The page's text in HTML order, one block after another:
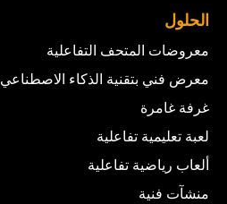
الحلول
معروضات المتحف التفاعلية
معرض فني بتقنية الذكاء الاصطناعي
غرفة غامرة
لعبة تعليمية تفاعلية
ألعاب رياضية تفاعلية
منشآت فنية